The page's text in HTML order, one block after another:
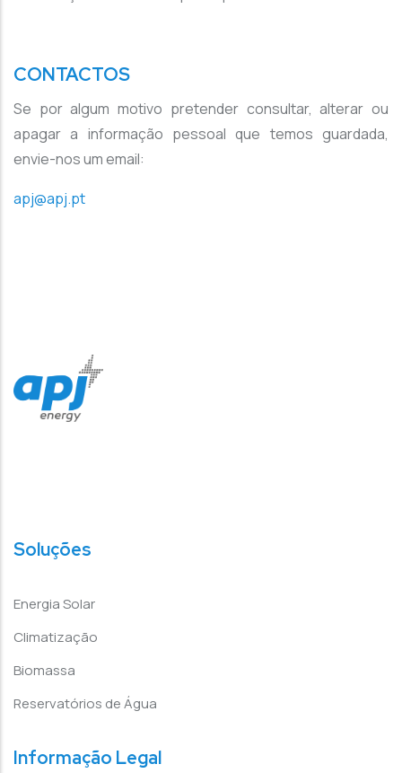
CONTACTOS
Se por algum motivo pretender consultar, alterar ou
apagar a informação pessoal que temos guardada,
envie-nos um email:
apj@apj.pt
Soluções
Energia Solar
Climatização
Biomassa
Reservatórios de Água
Informação Legal